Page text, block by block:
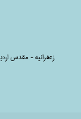
زعفرانیه - مقدس